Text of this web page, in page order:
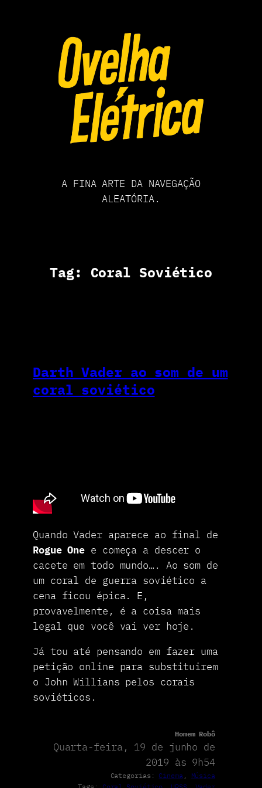
A FINA ARTE DA NAVEGAÇÃO
ALEATÓRIA.
Tag: Coral Soviético
Darth Vader ao som de um
coral soviético
Quando Vader aparece ao final de
Rogue One e começa a descer o
cacete em todo mundo…. Ao som de
um coral de guerra soviético a
cena ficou épica. E,
provavelmente, é a coisa mais
legal que você vai ver hoje.
Já tou até pensando em fazer uma
petição online para substituirem
o John Willians pelos corais
soviéticos.
Homem Robô
Quarta-feira, 19 de junho de
2019 às 9h54
Categorias: Cinema, Música